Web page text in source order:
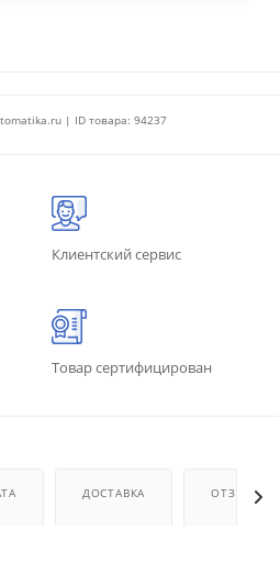
| ID товара: 94237
Клиентский сервис
Товар сертифицирован
ДОСТАВКА ОТЗЫВЫ